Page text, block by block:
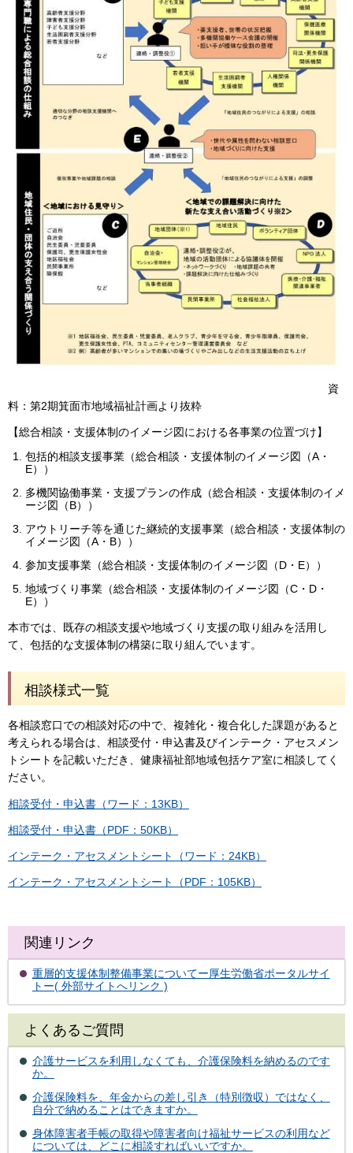
資
料：第2期箕面市地域福祉計画より抜粋
【総合相談・支援体制のイメージ図における各事業の位置づけ】
包括的相談支援事業（総合相談・支援体制のイメージ図（A・
E））
多機関協働事業・支援プランの作成（総合相談・支援体制のイメ
ージ図（B））
アウトリーチ等を通じた継続的支援事業（総合相談・支援体制の
イメージ図（A・B））
参加支援事業（総合相談・支援体制のイメージ図（D・E））
地域づくり事業（総合相談・支援体制のイメージ図（C・D・
E））
本市では、既存の相談支援や地域づくり支援の取り組みを活用し
て、包括的な支援体制の構築に取り組んでいます。
相談様式一覧
各相談窓口での相談対応の中で、複雑化・複合化した課題があると
考えられる場合は、相談受付・申込書及びインテーク・アセスメン
トシートを記載いただき、健康福祉部地域包括ケア室に相談してく
ださい。
相談受付・申込書（ワード：13KB）
相談受付・申込書（PDF：50KB）
インテーク・アセスメントシート（ワード：24KB）
インテーク・アセスメントシート（PDF：105KB）
関連リンク
重層的支援体制整備事業についてー厚生労働省ポータルサイ
トー( 外部サイトへリンク )
よくあるご質問
介護サービスを利用しなくても、介護保険料を納めるのです
か。
介護保険料を、年金からの差し引き（特別徴収）ではなく、
自分で納めることはできますか。
身体障害者手帳の取得や障害者向け福祉サービスの利用など
については、どこに相談すればいいですか。